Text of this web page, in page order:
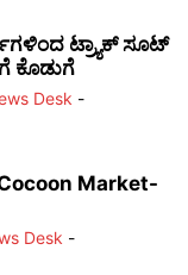
ಟ್ರ್ಯಾಕ್‌ ಸೂಟ್
ಕೊಡುಗೆ
Desk -
Market-
Desk -